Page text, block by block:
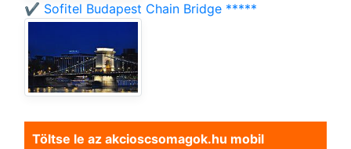
✔️ Sofitel Budapest Chain Bridge *****
Töltse le az akcioscsomagok.hu mobil